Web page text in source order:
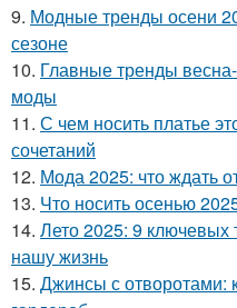
9. Модные тренды осени
сезоне
10. Главные тренды
моды
11. С чем носить платье
сочетаний
12. Мода 2025: что ждать
13. Что носить осенью
14. Лето 2025: 9 ключевых
нашу жизнь
15. Джинсы с отворотами: